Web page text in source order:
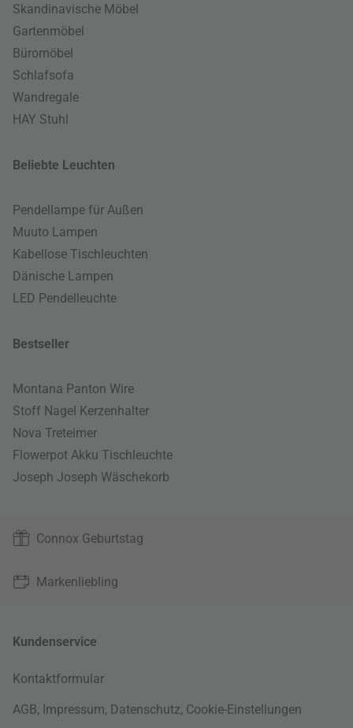
Skandinavische Möbel
Gartenmöbel
Büromöbel
Schlafsofa
Wandregale
HAY Stuhl
Beliebte Leuchten
Pendellampe für Außen
Muuto Lampen
Kabellose Tischleuchten
Dänische Lampen
LED Pendelleuchte
Bestseller
Montana Panton Wire
Stoff Nagel Kerzenhalter
Nova Treteimer
Flowerpot Akku Tischleuchte
Joseph Joseph Wäschekorb
Connox Geburtstag
Markenliebling
Kundenservice
Kontaktformular
AGB, Impressum, Datenschutz, Cookie-Einstellungen